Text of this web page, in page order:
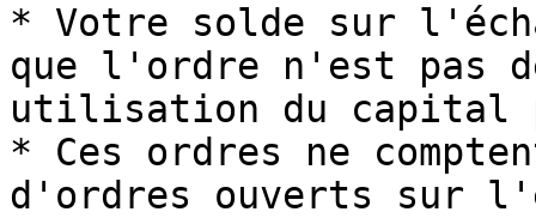
* Votre solde sur
que l'ordre n'est pas
utilisation du capital
* Ces ordres ne
d'ordres ouverts sur